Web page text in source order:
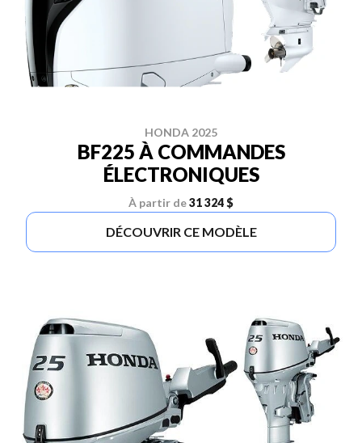
HONDA 2025
BF225 À COMMANDES
ÉLECTRONIQUES
À partir de31 324 $
DÉCOUVRIR CE MODÈLE